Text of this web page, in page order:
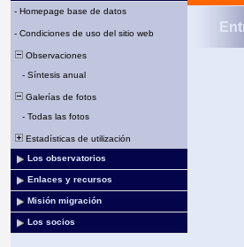
- Homepage base de datos
- Condiciones de uso del sitio web
Observaciones
- Síntesis anual
Galerías de fotos
- Todas las fotos
Estadísticas de utilización
Los observatorios
Enlaces y recursos
Misión migración
Los socios